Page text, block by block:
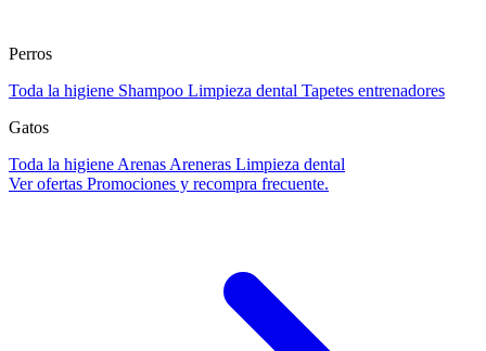
Perros
Toda la higiene Shampoo Limpieza dental Tapetes entrenadores
Gatos
Toda la higiene Arenas Areneras Limpieza dental
Ver ofertas Promociones y recompra frecuente.